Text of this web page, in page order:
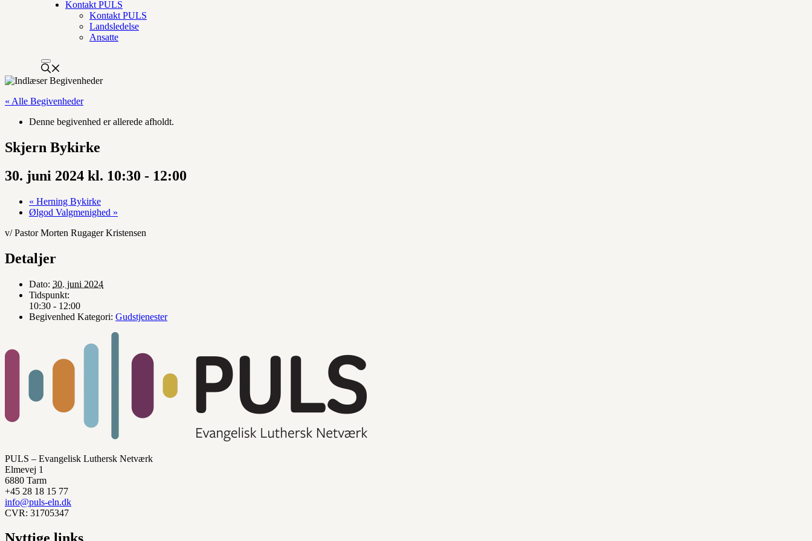
Kontakt PULS
Kontakt PULS
Landsledelse
Ansatte
« Alle Begivenheder
Denne begivenhed er allerede afholdt.
Skjern Bykirke
30. juni 2024 kl. 10:30 - 12:00
« Herning Bykirke
Ølgod Valgmenighed »
v/ Pastor Morten Rugager Kristensen
Detaljer
Dato: 30. juni 2024
Tidspunkt:
10:30 - 12:00
Begivenhed Kategori: Gudstjenester
PULS – Evangelisk Luthersk Netværk
Elmevej 1
6880 Tarm
+45 28 18 15 77
info@puls-eln.dk
CVR: 31705347